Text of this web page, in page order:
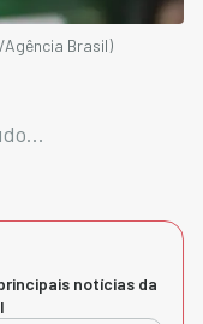
Brasil)
notícias da